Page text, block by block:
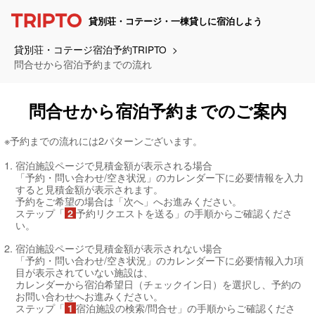
貸別荘・コテージ・一棟貸しに宿泊しよう
貸別荘・コテージ宿泊予約TRIPTO
問合せから宿泊予約までの流れ
問合せから宿泊予約までのご案内
※予約までの流れには2パターンございます。
1. 宿泊施設ページで見積金額が表示される場合
「予約・問い合わせ/空き状況」のカレンダー下に必要情報を入力
すると見積金額が表示されます。
予約をご希望の場合は「次へ」へお進みください。
ステップ「 2 予約リクエストを送る」の手順からご確認くださ
い。
2. 宿泊施設ページで見積金額が表示されない場合
「予約・問い合わせ/空き状況」のカレンダー下に必要情報入力項
目が表示されていない施設は、
カレンダーから宿泊希望日（チェックイン日）を選択し、予約の
お問い合わせへお進みください。
ステップ「 1 宿泊施設の検索/問合せ」の手順からご確認くださ